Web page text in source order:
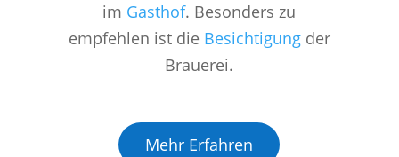
im Gasthof. Besonders zu
empfehlen ist die Besichtigungder
Brauerei.
Mehr Erfahren